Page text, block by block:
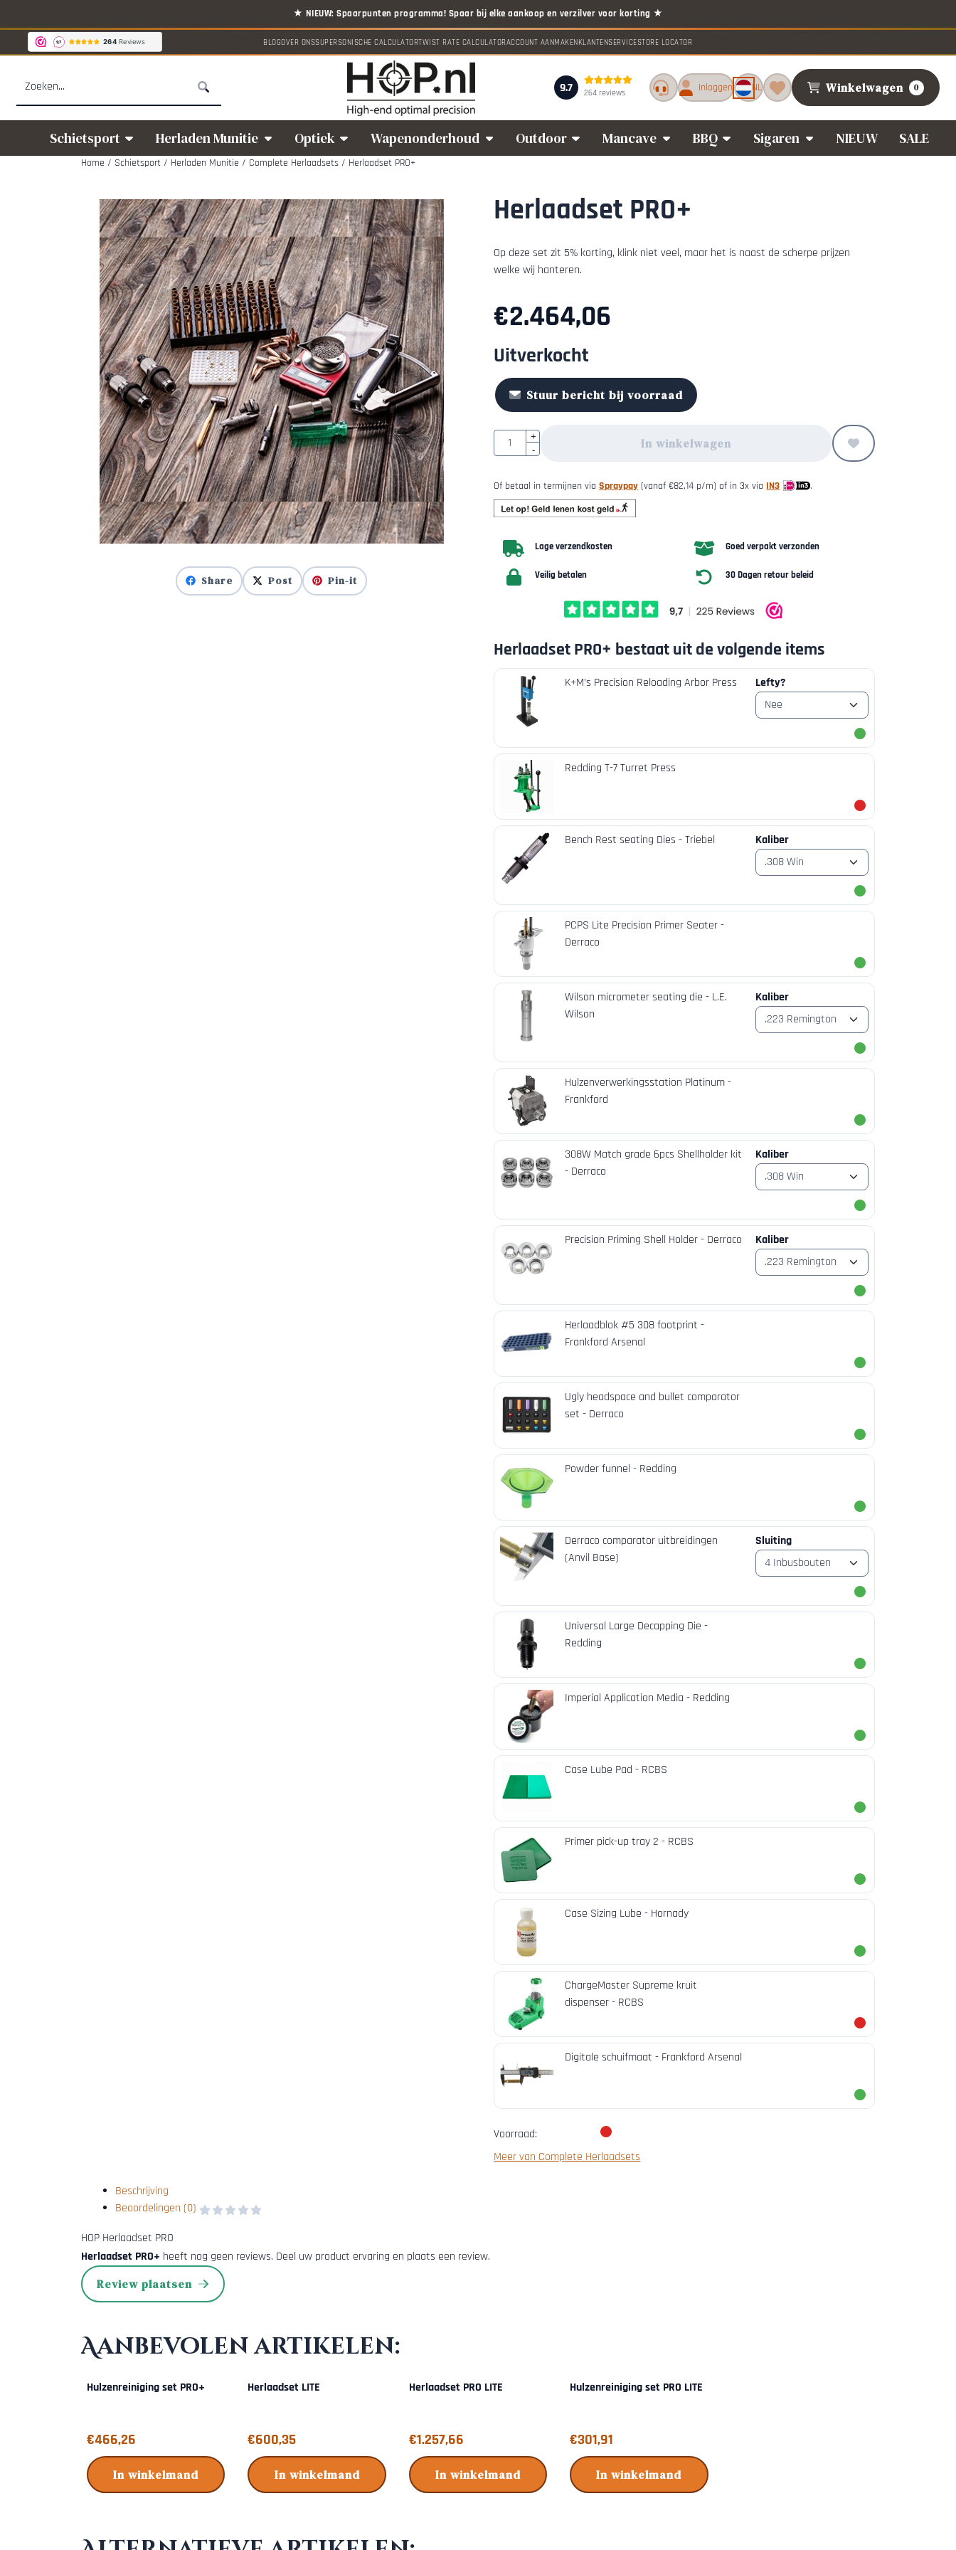
Cookievoorkeuren zijn beschikbaar. Kies instellingen of sta alle cookies toe.
BLOGOVER ONSSUPERSONISCHE CALCULATORTWIST RATE CALCULATORACCOUNT AANMAKENKLANTENSERVICESTORE LOCATOR
9.7 264 reviews Inloggen NL Winkelwagen 0
Schietsport Herladen Munitie Optiek Wapenonderhoud Outdoor Mancave BBQ Sigaren NIEUW SALE
Home / Schietsport / Herladen Munitie / Complete Herlaadsets / Herlaadset PRO+
Share Post Pin-it
Herlaadset PRO+
Op deze set zit 5% korting, klink niet veel, maar het is naast de scherpe prijzen
welke wij hanteren.
€2.464,06
Uitverkocht
Stuur bericht bij voorraad
Aantal
+
-
In winkelwagen
Of betaal in termijnen viaSpraypay (vanaf€82,14 p/m) of in 3x via IN3 .
Lage verzendkosten Goed verpakt verzonden
Veilig betalen 30 Dagen retour beleid
Herlaadset PRO+ bestaat uit de volgende items
K+M’s Precision Reloading Arbor Press Lefty?
Redding T-7 Turret Press
Bench Rest seating Dies - Triebel Kaliber
PCPS Lite Precision Primer Seater -
Derraco
Wilson micrometer seating die - L.E.
Wilson
Kaliber
Hulzenverwerkingsstation Platinum -
Frankford
308W Match grade 6pcs Shellholder kit
- Derraco
Kaliber
Precision Priming Shell Holder - Derraco Kaliber
Herlaadblok #5 308 footprint -
Frankford Arsenal
Ugly headspace and bullet comparator
set - Derraco
Powder funnel - Redding
Derraco comparator uitbreidingen
(Anvil Base)
Sluiting
Universal Large Decapping Die -
Redding
Imperial Application Media - Redding
Case Lube Pad - RCBS
Primer pick-up tray 2 - RCBS
Case Sizing Lube - Hornady
ChargeMaster Supreme kruit
dispenser - RCBS
Digitale schuifmaat - Frankford Arsenal
Voorraad:
Meer van Complete Herlaadsets
Beschrijving
Beoordelingen (0)
HOP Herlaadset PRO
Herlaadset PRO+ heeft nog geen reviews. Deel uw product ervaring en plaats een review.
Review plaatsen
Aanbevolen artikelen:
Hulzenreiniging set PRO+
Prijs: 466,26
€466,26
In winkelmand
Herlaadset LITE
Prijs: 600,35
€600,35
In winkelmand
Herlaadset PRO LITE
Prijs: 1 257,66
€1.257,66
In winkelmand
Hulzenreiniging set PRO LITE
Prijs: 301,91
€301,91
In winkelmand